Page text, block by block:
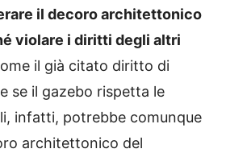
il decoro architettonico
violare i diritti degli altri
il già citato diritto di
se il gazebo rispetta le
infatti, potrebbe comunque
architettonico del